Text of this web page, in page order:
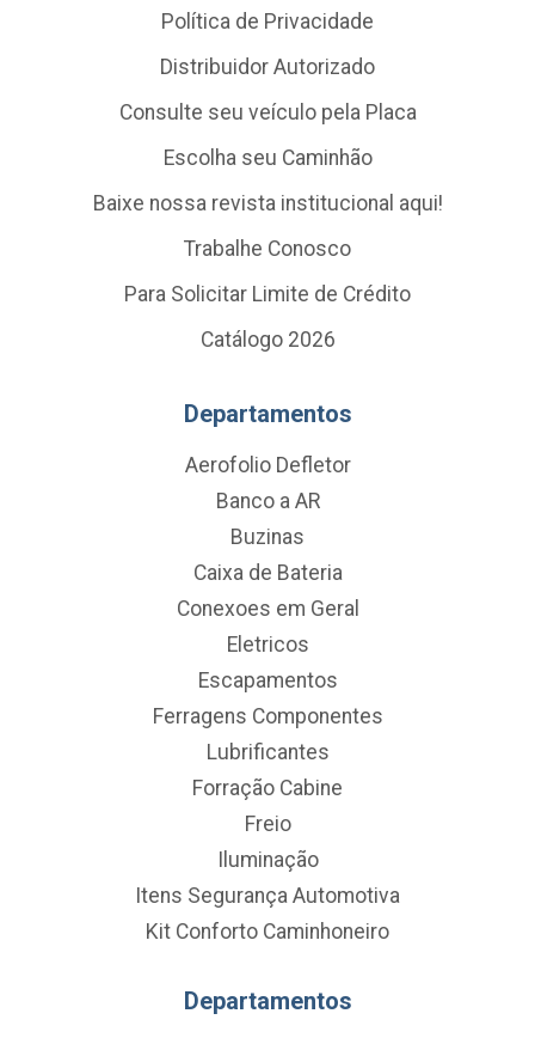
Política de Privacidade
Distribuidor Autorizado
Consulte seu veículo pela Placa
Escolha seu Caminhão
Baixe nossa revista institucional aqui!
Trabalhe Conosco
Para Solicitar Limite de Crédito
Catálogo 2026
Departamentos
Aerofolio Defletor
Banco a AR
Buzinas
Caixa de Bateria
Conexoes em Geral
Eletricos
Escapamentos
Ferragens Componentes
Lubrificantes
Forração Cabine
Freio
Iluminação
Itens Segurança Automotiva
Kit Conforto Caminhoneiro
Departamentos